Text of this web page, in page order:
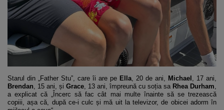
Starul din „Father Stu”, care îi are pe Ella, 20 de ani, Michael , 17 ani,
Brendan, 15 ani, și Grace, 13 ani, împreună cu soția sa Rhea Durham,
a explicat că „Încerc să fac cât mai multe înainte să se trezească
copiii, așa că, după ce-i culc și mă uit la televizor, de obicei adorm în